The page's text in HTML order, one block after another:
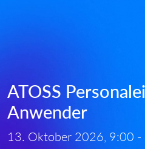
ATOSS
Anwender
13. Oktober 2026, 9:00